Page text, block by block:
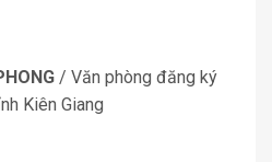
/ Văn phòng đăng ký
Kiên Giang